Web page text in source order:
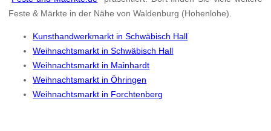
Feste & Märkte in der Nähe von Waldenburg (Hohenlohe).
Kunsthandwerkmarkt in Schwäbisch Hall
Weihnachtsmarkt in Schwäbisch Hall
Weihnachtsmarkt in Mainhardt
Weihnachtsmarkt in Öhringen
Weihnachtsmarkt in Forchtenberg